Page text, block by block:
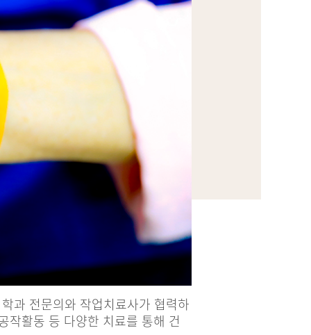
과 전문의와 작업치료사가 협력하
작활동 등 다양한 치료를 통해 건